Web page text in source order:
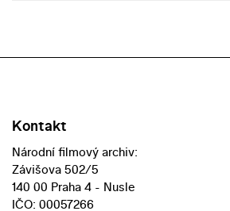
Kontakt
Národní filmový archiv:
Závišova 502/5
140 00 Praha 4 - Nusle
IČO: 00057266